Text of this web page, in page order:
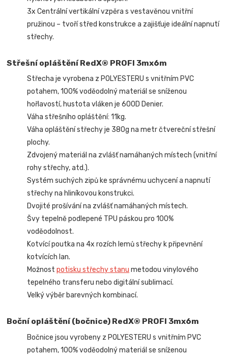
3x Centrální vertikální vzpěra s vestavěnou vnitřní
pružinou – tvoří střed konstrukce a zajišťuje ideální napnutí
střechy.
Střešní opláštění RedX® PROFI 3mx6m
Střecha je vyrobena z POLYESTERU s vnitřním PVC
potahem, 100% voděodolný materiál se sníženou
hořlavostí, hustota vláken je 600D Denier.
Váha střešního opláštění: 11kg.
Váha opláštění střechy je 380g na metr čtvereční střešní
plochy.
Zdvojený materiál na zvlášť namáhaných místech (vnitřní
rohy střechy, atd.).
Systém suchých zipů ke správnému uchycení a napnutí
střechy na hliníkovou konstrukci.
Dvojité prošívání na zvlášť namáhaných místech.
Švy tepelně podlepené TPU páskou pro 100%
voděodolnost.
Kotvící poutka na 4x rozích lemů střechy k připevnění
kotvících lan.
Možnostpotisku střechy stanu metodou vinylového
tepelného transferu nebo digitální sublimací.
Velký výběr barevných kombinací.
Boční opláštění (bočnice) RedX® PROFI 3mx6m
Bočnice jsou vyrobeny z POLYESTERU s vnitřním PVC
potahem, 100% voděodolný materiál se sníženou